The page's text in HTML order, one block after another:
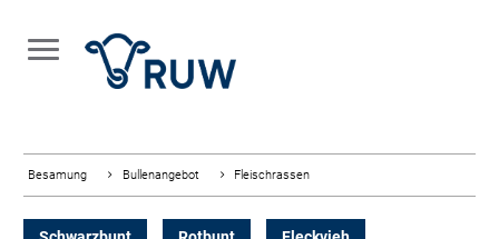
Besamung Bullenangebot Fleischrassen